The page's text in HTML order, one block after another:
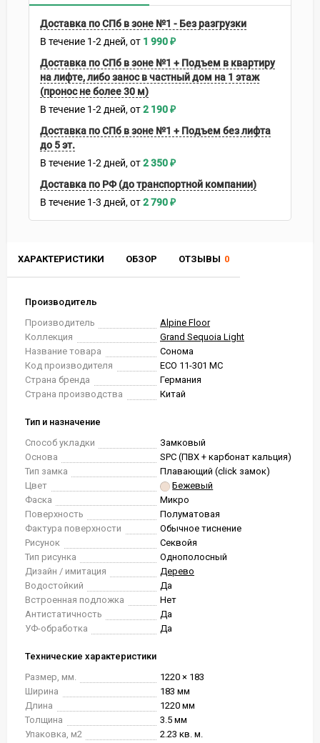
ХАРАКТЕРИСТИКИ ОБЗОР ОТЗЫВЫ 0
Производитель
Производитель
Alpine Floor
Коллекция
Grand Sequoia Light
Название товара
Сонома
Код производителя
ECO 11-301 MC
Страна бренда
Германия
Страна производства
Китай
Тип и назначение
Способ укладки
Замковый
Основа
SPC (ПВХ + карбонат кальция)
Тип замка
Плавающий (click замок)
Цвет
Бежевый
Фаска
Микро
Поверхность
Полуматовая
Фактура поверхности
Обычное тиснение
Рисунок
Секвойя
Тип рисунка
Однополосный
Дизайн / имитация
Дерево
Водостойкий
Да
Встроенная подложка
Нет
Антистатичность
Да
УФ-обработка
Да
Технические характеристики
Размер, мм.
1220 × 183
Ширина
183 мм
Длина
1220 мм
Толщина
3.5 мм
Упаковка, м2
2.23 кв. м.
Доставка по СПб в зоне №1 - Без разгрузки
В течение 1-2 дней 1 990₽
Доставка по СПб в зоне №1 + Подъем в квартиру
на лифте, либо занос в частный дом на 1 этаж
(пронос не более 30 м)
В течение 1-2 дней 2 190₽
Доставка по СПб в зоне №1 + Подъем без лифта
до 5 эт.
В течение 1-2 дней 2 350₽
Доставка по РФ (до транспортной компании)
В течение 1-3 дней 2 790₽